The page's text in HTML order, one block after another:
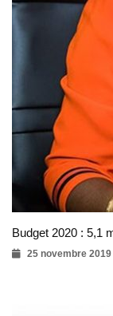
Budget 2020 : 5,1
25 novembre 2019